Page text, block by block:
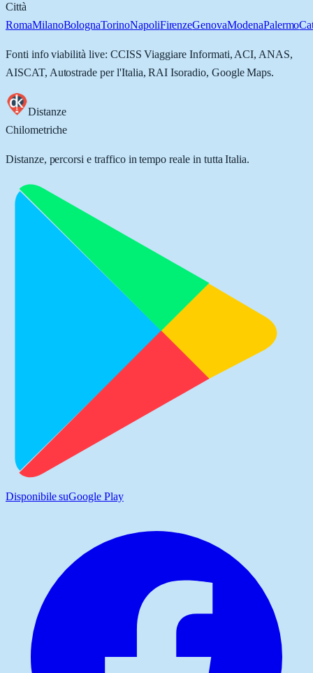
Città
RomaMilanoBolognaTorinoNapoliFirenzeGenovaModenaPalermo
Fonti info viabilità live: CCISS Viaggiare Informati, ACI, ANAS,
AISCAT, Autostrade per l'Italia, RAI Isoradio, Google Maps.
Distanze
Chilometriche
Distanze, percorsi e traffico in tempo reale in tutta Italia.
Disponibile suGoogle Play